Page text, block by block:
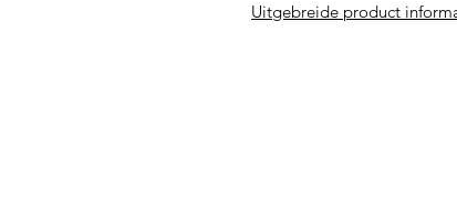
Uitgebreide product